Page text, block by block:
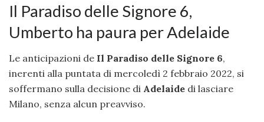
Il Paradiso delle Signore 6,
Umberto ha paura per Adelaide
Le anticipazioni de Il Paradiso delle Signore 6,
inerenti alla puntata di mercoledì 2 febbraio 2022, si
soffermano sulla decisione di Adelaide di lasciare
Milano, senza alcun preavviso.